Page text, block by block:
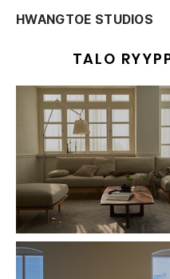
HWANGTOE STUDIOS
TALO